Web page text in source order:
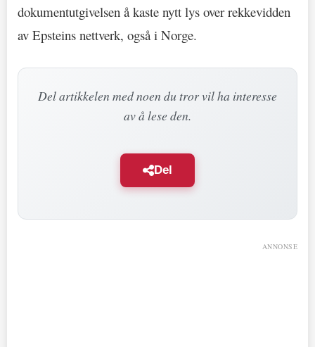
dokumentutgivelsen å kaste nytt lys over rekkevidden
av Epsteins nettverk, også i Norge.
Del artikkelen med noen du tror vil ha interesse
av å lese den.
Del
ANNONSE